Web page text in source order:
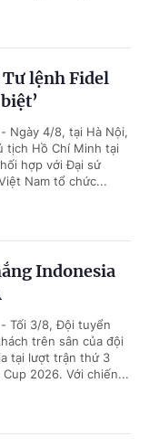
lệnh Fidel
Ngày 4/8, tại Hà Nội,
tịch Hồ Chí Minh tại
hợp với Đại sứ
Nam tổ chức...
Indonesia
Tối 3/8, Đội tuyển
trên sân của đội
tại lượt trận thứ 3
Cup 2026. Với chiến...